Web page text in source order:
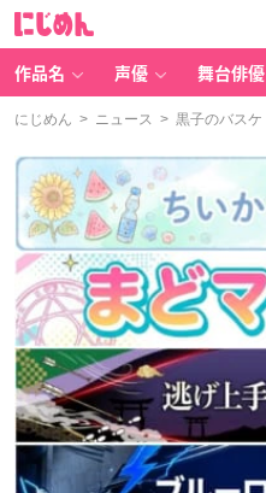
作品名 声優 舞台俳優
にじめん > ニュース > 黒子のバスケ